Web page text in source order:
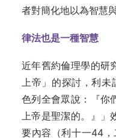
者對簡化地以為智慧
律法也是一種智慧
近年舊約倫理學的研
上帝」的探討，利未
色列全會眾說：『你
上帝是聖潔的。』」
要內容（利十一44